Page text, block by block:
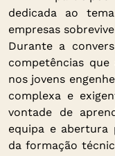
dedicada ao
empresas
Durante a
competências
nos jovens
complexa e
vontade de
equipa e abertura
da formação